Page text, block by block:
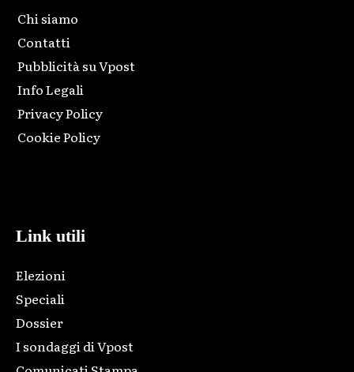
Chi siamo
Contatti
Pubblicità su Vpost
Info Legali
Privacy Policy
Cookie Policy
Link utili
Elezioni
Speciali
Dossier
I sondaggi di Vpost